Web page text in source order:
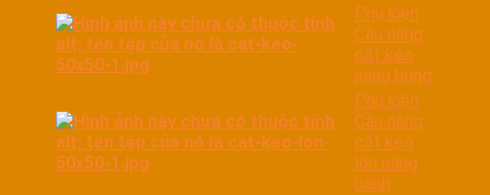
Phụ kiện
Cầu nâng
cắt kéo
nâng bụng
Phụ kiện
Cầu nâng
cắt kéo
lớn nâng
bánh